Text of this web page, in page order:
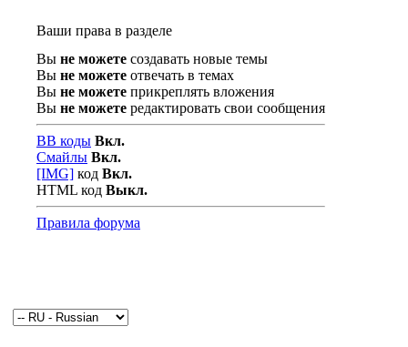
Ваши права в разделе
Вы не можете создавать новые темы
Вы не можете отвечать в темах
Вы не можете прикреплять вложения
Вы не можете редактировать свои сообщения
BB коды Вкл.
Смайлы Вкл.
[IMG] код Вкл.
HTML код Выкл.
Правила форума